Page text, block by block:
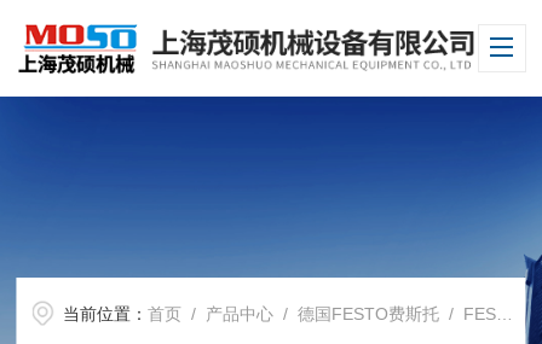
当前位置：首页 / 产品中心 /德国FESTO费斯托 / FESTO电磁阀